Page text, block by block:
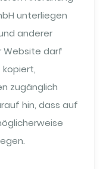
unterliegen
anderer
Website darf
zugänglich
hin, dass auf